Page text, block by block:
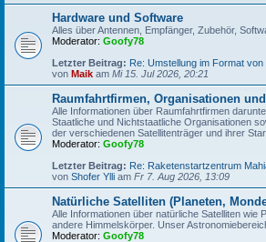
Hardware und Software
Alles über Antennen, Empfänger, Zubehör,
Moderator: Goofy78
Letzter Beitrag: Re: Umstellung im Format von
von Maik am Mi 15. Jul 2026, 20:21
Raumfahrtfirmen, Organisationen
Alle Informationen über Raumfahrtfirmen
Staatliche und Nichtstaatliche Organisationen
der verschiedenen Satellitenträger und ihrer
Moderator: Goofy78
Letzter Beitrag: Re: Raketenstartzentrum
von Shofer Ylli am Fr 7. Aug 2026, 13:09
Natürliche Satelliten (Planeten,
Alle Informationen über natürliche Satelliten wie
andere Himmelskörper. Unser
Moderator: Goofy78